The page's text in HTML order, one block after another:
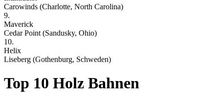
Carowinds (Charlotte, North Carolina)
9.
Maverick
Cedar Point (Sandusky, Ohio)
10.
Helix
Liseberg (Gothenburg, Schweden)
Top 10 Holz Bahnen